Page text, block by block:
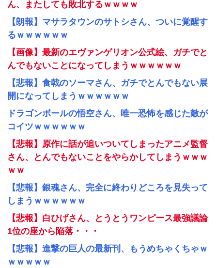
ん、またしても敗北するｗｗｗｗ
【朗報】マサラタウンのサトシさん、ついに覚醒す
るｗｗｗｗｗｗ
【画像】最新のエヴァンゲリオン公式絵、ガチでと
んでもないことになってしまうｗｗｗｗｗｗ
【悲報】食戟のソーマさん、ガチでとんでもない展
開になってしまうｗｗｗｗｗｗ
ドラゴンボールの悟空さん、唯一恐怖を感じた敵が
コイツｗｗｗｗｗｗ
【悲報】原作に話が追いついてしまったアニメ監督
さん、とんでもないことをやらかしてしまうｗｗｗ
ｗｗ
【悲報】銀魂さん、完全に終わりどころを見失って
しまうｗｗｗｗｗｗ
【悲報】白ひげさん、とうとうワンピース最強議論
1位の座から陥落・・・
【悲報】進撃の巨人の最新刊、もうめちゃくちゃｗ
ｗｗｗｗｗ